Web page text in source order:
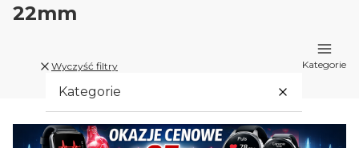
22mm
Wyczyść filtry Kategorie
Kategorie
Kardiowatche EKG